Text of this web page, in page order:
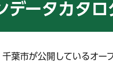
データカタ
葉市が公開しているオー